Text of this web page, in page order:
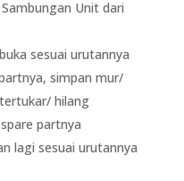
Unit dari
sesuai urutannya
simpan mur/
hilang
partnya
lagi sesuai urutannya